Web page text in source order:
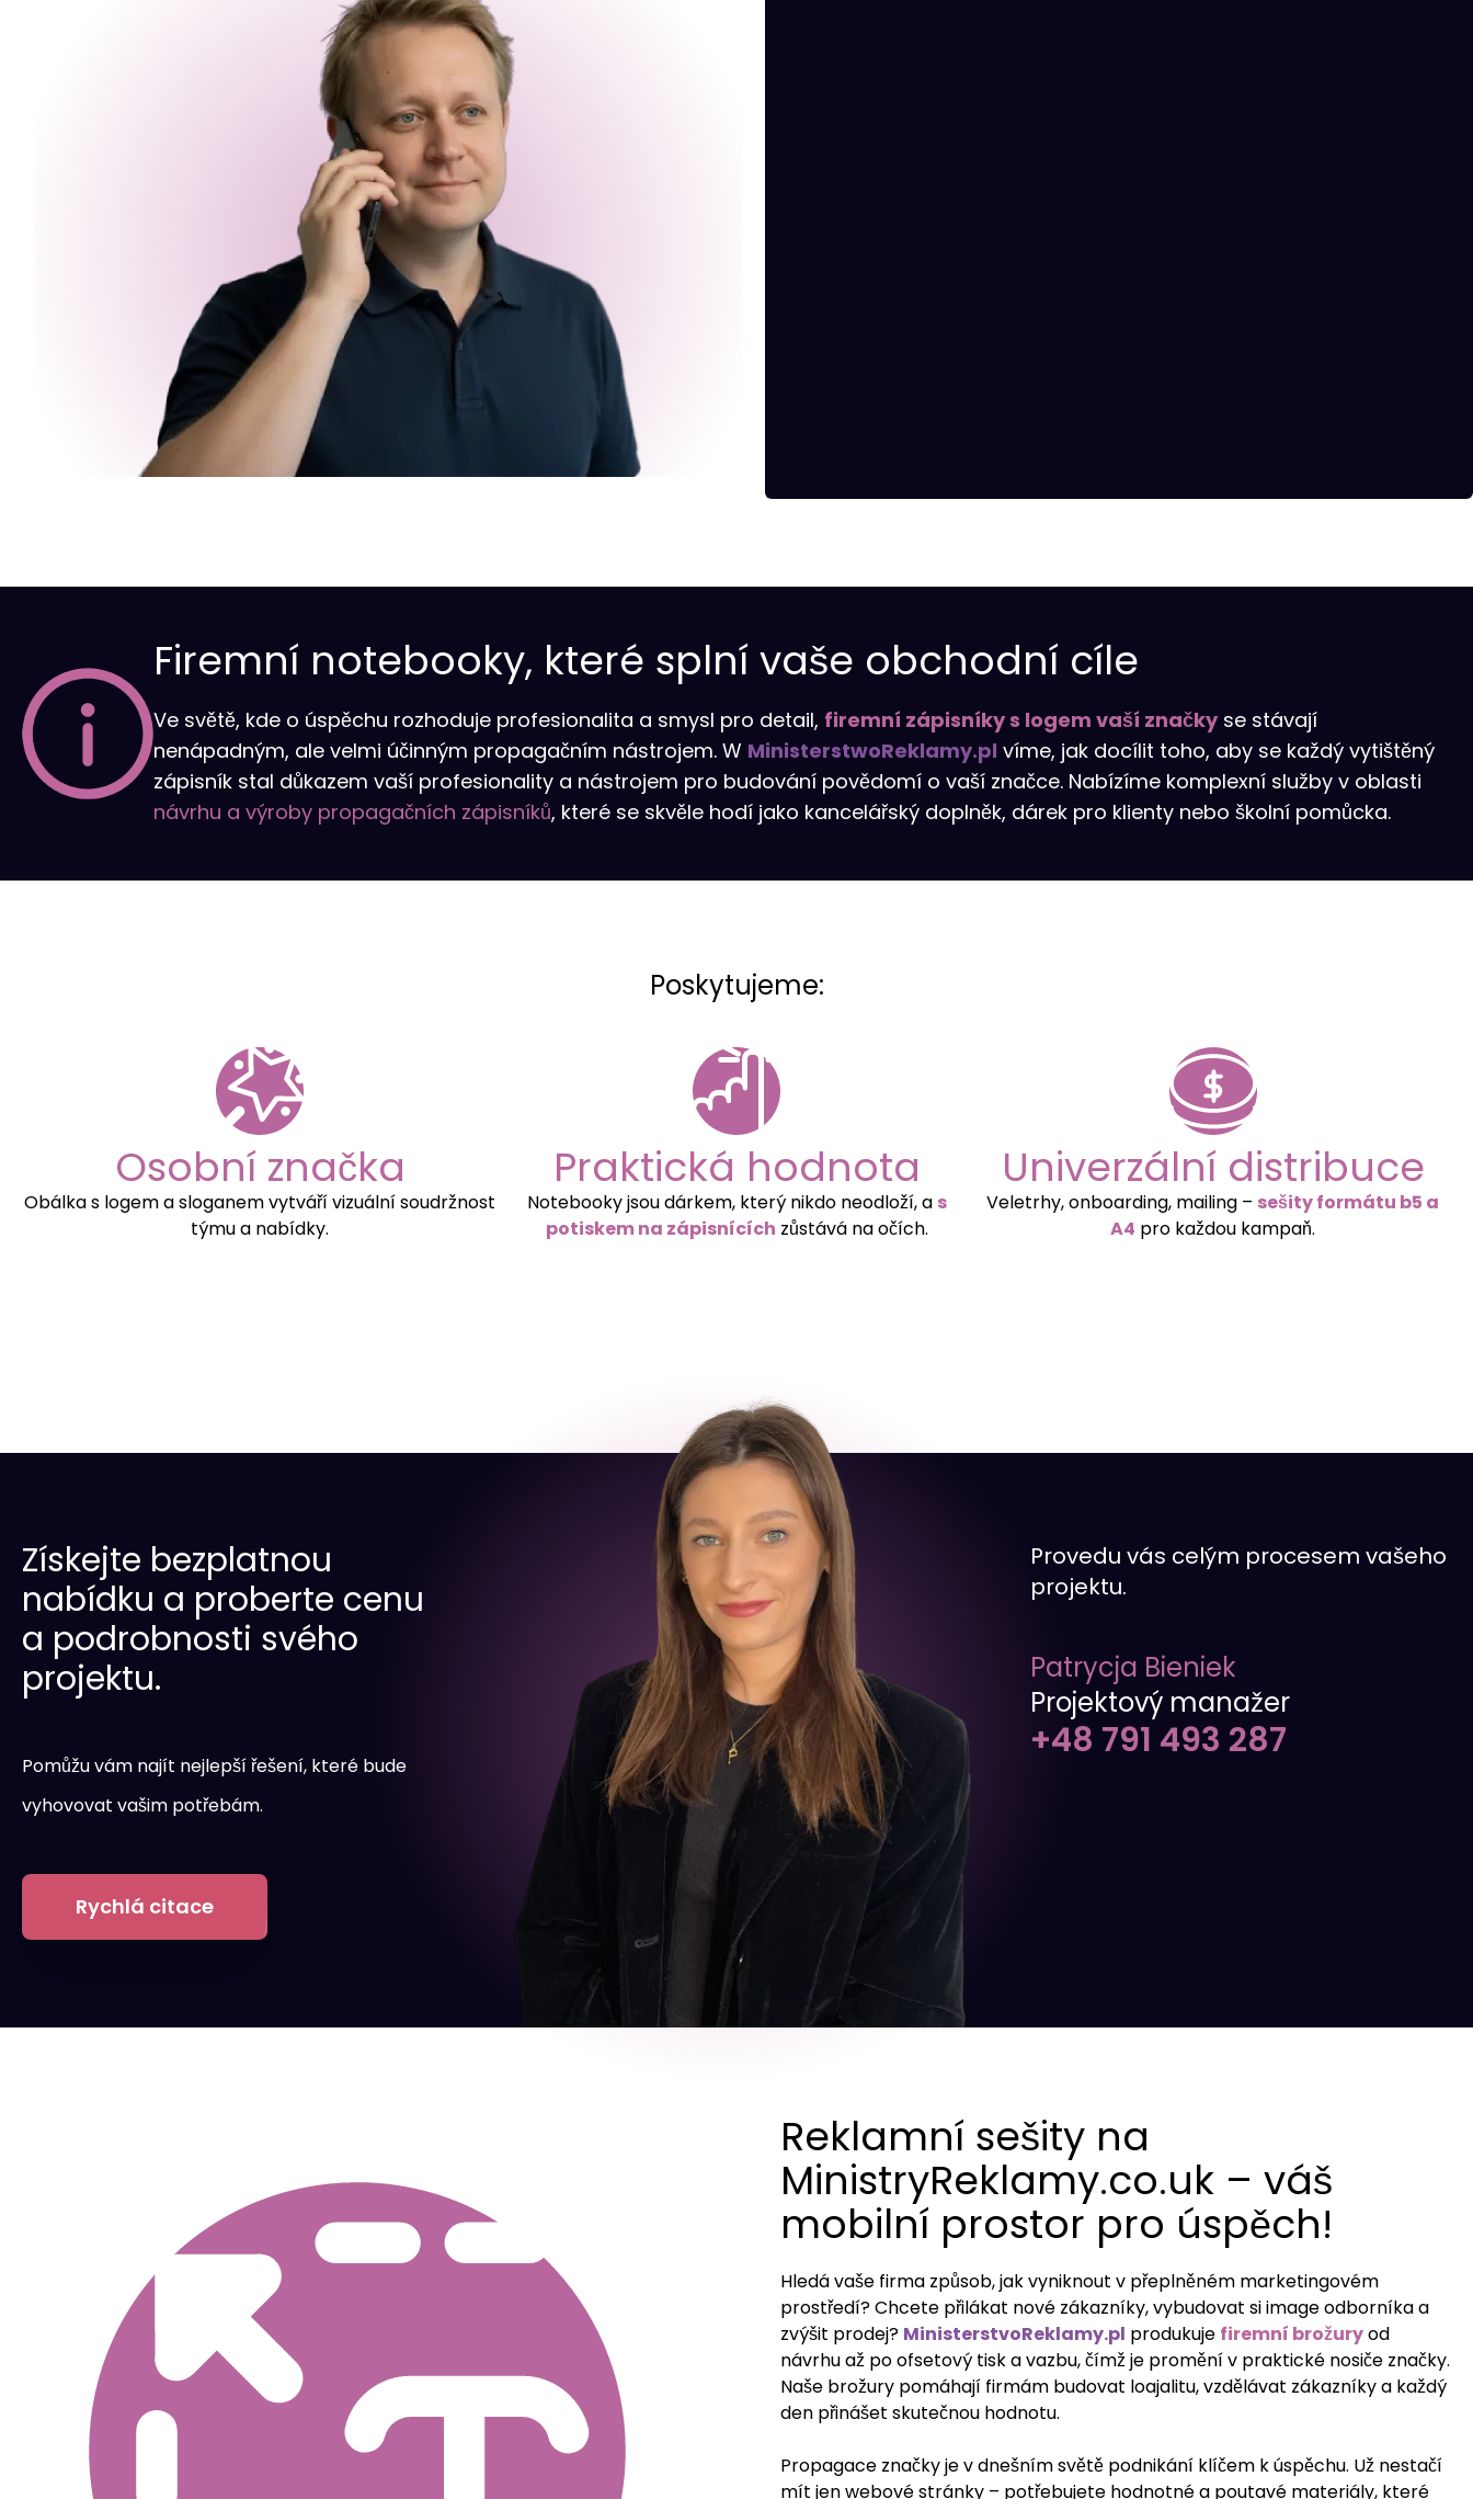
Firemní notebooky, které splní vaše obchodní cíle
Ve světě, kde o úspěchu rozhoduje profesionalita a smysl pro detail, firemní zápisníky s logem vaší značkyse stávají
nenápadným, ale velmi účinným propagačním nástrojem. W MinisterstwoReklamy.pl víme, jak docílit toho, aby se každý vytištěný
zápisník stal důkazem vaší profesionality a nástrojem pro budování povědomí o vaší značce. Nabízíme komplexní služby v oblasti
návrhu a výroby propagačních zápisníků, které se skvěle hodí jako kancelářský doplněk, dárek pro klienty nebo školní pomůcka.
Poskytujeme:
Osobní značka
Obálka s logem a sloganem vytváří vizuální soudržnost
týmu a nabídky.
Praktická hodnota
Notebooky jsou dárkem, který nikdo neodloží, a s
potiskem na zápisnících zůstává na očích.
Univerzální distribuce
Veletrhy, onboarding, mailing – sešity formátu b5 a
A4 pro každou kampaň.
Získejte bezplatnou
nabídku a proberte cenu
a podrobnosti svého
projektu.
Pomůžu vám najít nejlepší řešení, které bude
vyhovovat vašim potřebám.
Rychlá citace
Provedu vás celým procesem vašeho
projektu.
Patrycja Bieniek
Projektový manažer
+48 791 493 287
Reklamní sešity na
MinistryReklamy.co.uk – váš
mobilní prostor pro úspěch!
Hledá vaše firma způsob, jak vyniknout v přeplněném marketingovém
prostředí? Chcete přilákat nové zákazníky, vybudovat si image odborníka a
zvýšit prodej? MinisterstvoReklamy.pl produkuje firemní brožuryod
návrhu až po ofsetový tisk a vazbu, čímž je promění v praktické nosiče značky.
Naše brožury pomáhají firmám budovat loajalitu, vzdělávat zákazníky a každý
den přinášet skutečnou hodnotu.
Propagace značky je v dnešním světě podnikání klíčem k úspěchu. Už nestačí
mít jen webové stránky – potřebujete hodnotné a poutavé materiály, které